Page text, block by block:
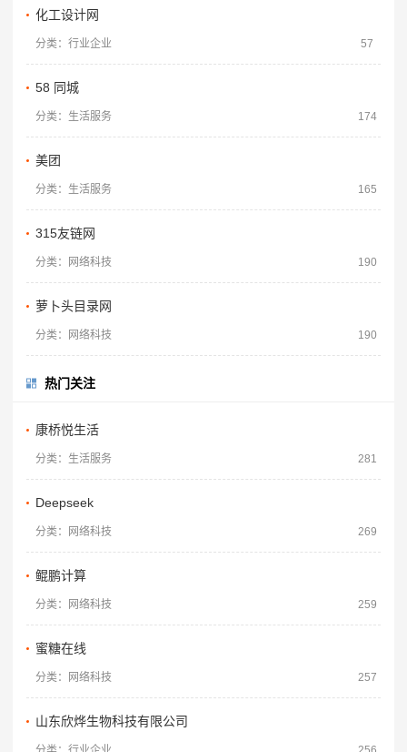
化工设计网
分类：行业企业 57
58 同城
分类：生活服务 174
美团
分类：生活服务 165
315友链网
分类：网络科技 190
萝卜头目录网
分类：网络科技 190
热门关注
康桥悦生活
分类：生活服务 281
Deepseek
分类：网络科技 269
鲲鹏计算
分类：网络科技 259
蜜糖在线
分类：网络科技 257
山东欣烨生物科技有限公司